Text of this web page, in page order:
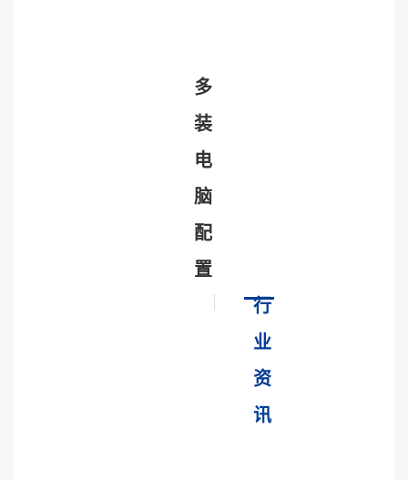
多
装
电
脑
配
置
行
业
资
讯